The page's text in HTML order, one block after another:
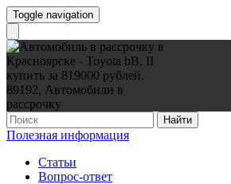
Toggle navigation
Найти
Полезная информация
Статьи
Вопрос-ответ